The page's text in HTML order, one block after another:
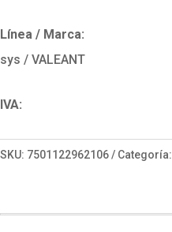
Línea / Marca:
sys / VALEANT
IVA:
SKU: 7501122962106 Categoría: